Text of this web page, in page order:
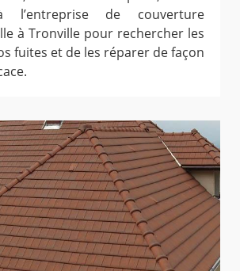
l’entreprise de couverture
à Tronville pour rechercher les
fuites et de les réparer de façon